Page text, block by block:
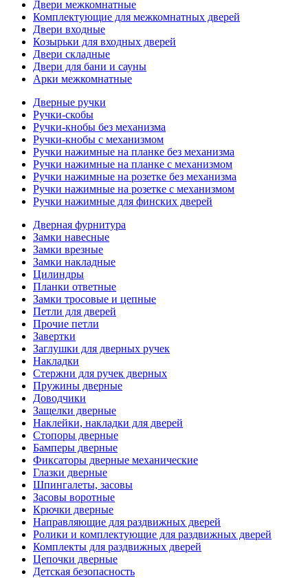
Двери межкомнатные
Комплектующие для межкомнатных дверей
Двери входные
Козырьки для входных дверей
Двери складные
Двери для бани и сауны
Арки межкомнатные
Дверные ручки
Ручки-скобы
Ручки-кнобы без механизма
Ручки-кнобы с механизмом
Ручки нажимные на планке без механизма
Ручки нажимные на планке с механизмом
Ручки нажимные на розетке без механизма
Ручки нажимные на розетке с механизмом
Ручки нажимные для финских дверей
Дверная фурнитура
Замки навесные
Замки врезные
Замки накладные
Цилиндры
Планки ответные
Замки тросовые и цепные
Петли для дверей
Прочие петли
Завертки
Заглушки для дверных ручек
Накладки
Стержни для ручек дверных
Пружины дверные
Доводчики
Защелки дверные
Наклейки, накладки для дверей
Стопоры дверные
Бамперы дверные
Фиксаторы дверные механические
Глазки дверные
Шпингалеты, засовы
Засовы воротные
Крючки дверные
Направляющие для раздвижных дверей
Ролики и комплектующие для раздвижных дверей
Комплекты для раздвижных дверей
Цепочки дверные
Детская безопасность